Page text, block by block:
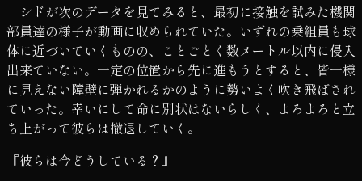
シドが次のデータを見てみると、最初に接触を試みた機関
部員達の様子が動画に収められていた。いずれの乗組員も球
体に近づいていくものの、ことごとく数メートル以内に侵入
出来ていない。一定の位置から先に進もうとすると、皆一様
に見えない障壁に弾かれるかのように勢いよく吹き飛ばされ
ていった。幸いにして命に別状はないらしく、よろよろと立
ち上がって彼らは撤退していく。
『彼らは今どうしている？』